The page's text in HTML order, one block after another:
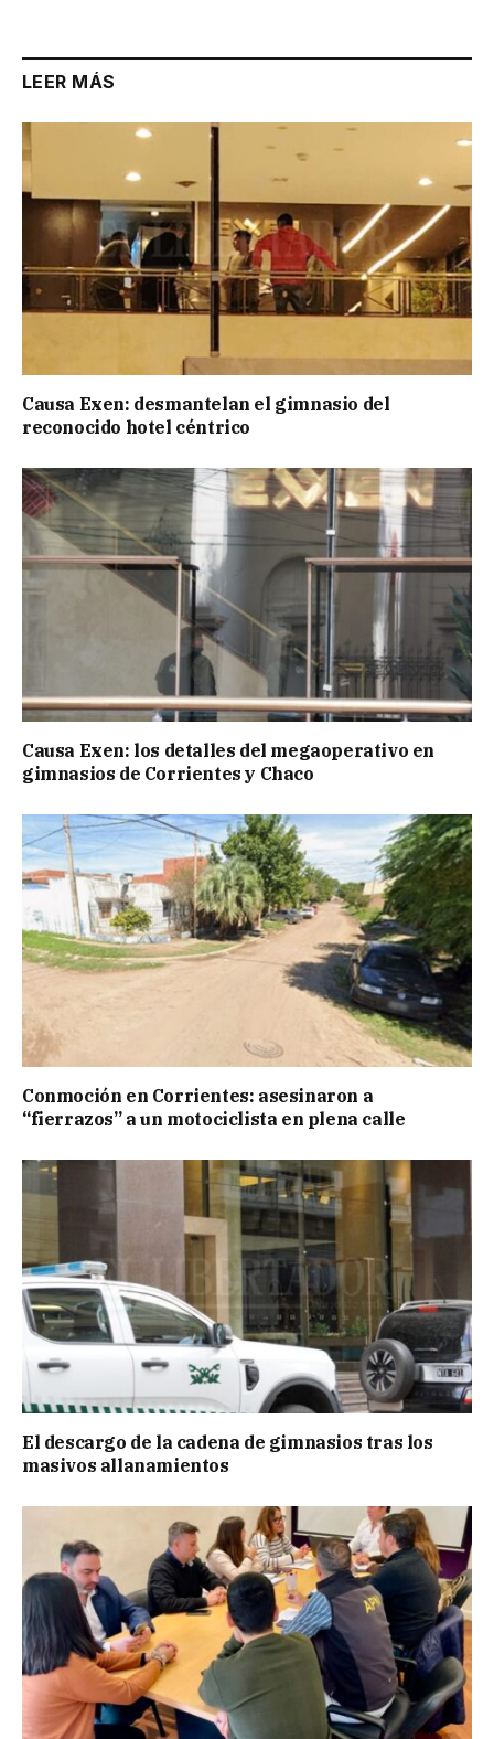
LEER MÁS
Causa Exen: desmantelan el gimnasio del
reconocido hotel céntrico
Causa Exen: los detalles del megaoperativo en
gimnasios de Corrientes y Chaco
Conmoción en Corrientes: asesinaron a
“fierrazos” a un motociclista en plena calle
El descargo de la cadena de gimnasios tras los
masivos allanamientos